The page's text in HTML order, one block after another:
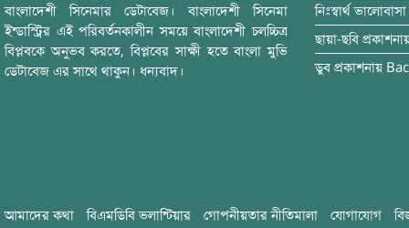
বাংলাদেশী সিনেমার ডেটাবেজ। বাংলাদেশী সিনেমা
ইন্ডাস্ট্রির এই পরিবর্তনকালীন সময়ে বাংলাদেশী চলচ্চিত্র
বিপ্লবকে অনুভব করতে, বিপ্লবের সাক্ষী হতে বাংলা মুভি
ডেটাবেজ এর সাথে থাকুন। ধন্যবাদ।
নিঃস্বার্থ ভালোবাসা
ছায়া-ছবি
ডুব প্রকাশনায়
আমাদের কথা বিএমডিবি ভলান্টিয়ার গোপনীয়তার নীতিমালা যোগাযোগ